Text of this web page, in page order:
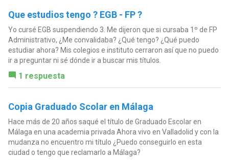
Que estudios tengo ? EGB - FP ?
Yo cursé EGB suspendiendo 3. Me dijeron que si cursaba 1º de FP
Administrativo, ¿Me convalidaba? ¿Qué tengo? ¿Qué puedo
estudiar ahora? Mis colegios e instituto cerraron así que no puedo
ir a preguntar ni sé dónde ir a buscar mis títulos.
1 respuesta
Copia Graduado Scolar en Málaga
Hace más de 20 años saqué el título de Graduado Escolar en
Málaga en una academia privada Ahora vivo en Valladolid y con la
mudanza no encuentro mi título ¿Puedo conseguirlo en esta
ciudad o tengo que reclamarlo a Málaga?